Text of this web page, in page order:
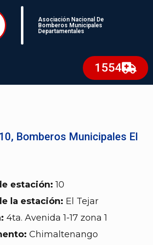
Asociación Nacional De
Bomberos Municipales
Departamentales
1554
Bomberos Municipales El
estación: 10
la estación: El Tejar
4ta. Avenida 1-17 zona 1
Chimaltenango